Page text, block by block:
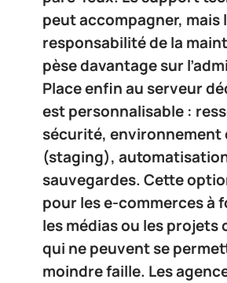
peut accompagner, mais
responsabilité de la
pèse davantage sur
Place enfin au serveur
est personnalisable :
sécurité, environnement
(staging),
sauvegardes. Cette
pour les e-commerces à
les médias ou les projets
qui ne peuvent se
moindre faille. Les